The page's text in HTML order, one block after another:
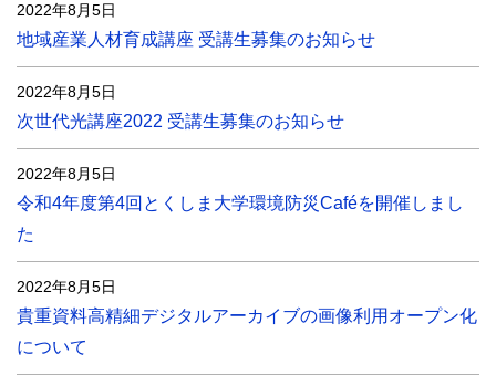
2022年8月5日
地域産業人材育成講座 受講生募集のお知らせ
2022年8月5日
次世代光講座2022 受講生募集のお知らせ
2022年8月5日
令和4年度第4回とくしま大学環境防災Caféを開催しまし
た
2022年8月5日
貴重資料高精細デジタルアーカイブの画像利用オープン化
について